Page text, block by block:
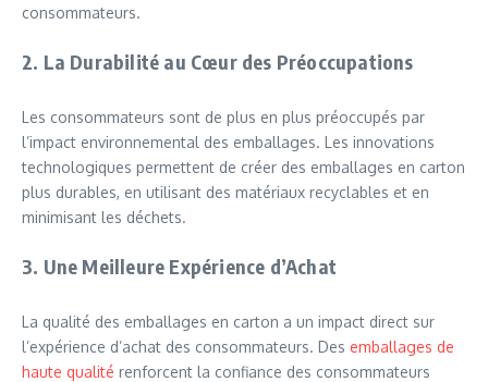
consommateurs.
2. La Durabilité au Cœur des Préoccupations
Les consommateurs sont de plus en plus préoccupés par
l’impact environnemental des emballages. Les innovations
technologiques permettent de créer des emballages en carton
plus durables, en utilisant des matériaux recyclables et en
minimisant les déchets.
3. Une Meilleure Expérience d’Achat
La qualité des emballages en carton a un impact direct sur
l’expérience d’achat des consommateurs. Des emballages de
haute qualité renforcent la confiance des consommateurs